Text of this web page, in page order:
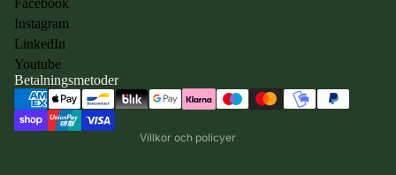
Facebook
Instagram
LinkedIn
Youtube
Betalningsmetoder
Villkor och policyer
Kontaktinformation
Återbetalningspolicy